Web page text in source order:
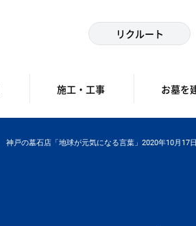
リクルート
施工・工事 お墓を
神戸の墓石店「地球が元気になる言葉」2020年10月17日